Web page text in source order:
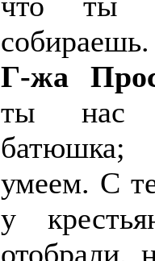
собираешь.
Г-жа
ты нас
умеем. С
у
отобрали,